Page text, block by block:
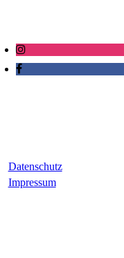
Datenschutz
Impressum